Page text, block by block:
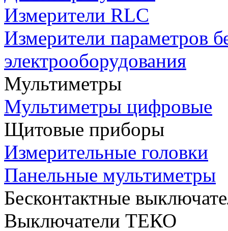
Измерители RLC
Измерители параметров
электрооборудования
Мультиметры
Мультиметры цифровые
Щитовые приборы
Измерительные головки
Панельные мультиметры
Бесконтактные
Выключатели ТЕКО